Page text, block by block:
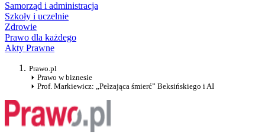
Samorząd i administracja
Szkoły i uczelnie
Zdrowie
Prawo dla każdego
Akty Prawne
Prawo.pl
Prawo w biznesie
Prof. Markiewicz: „Pełzająca śmierć” Beksińskiego i AI